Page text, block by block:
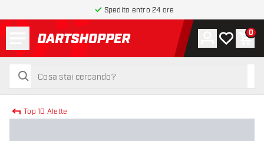
Spedito entro 24 ore
torna alla home page
cerca
cerca
Account
La mia0
Top 10 Alette